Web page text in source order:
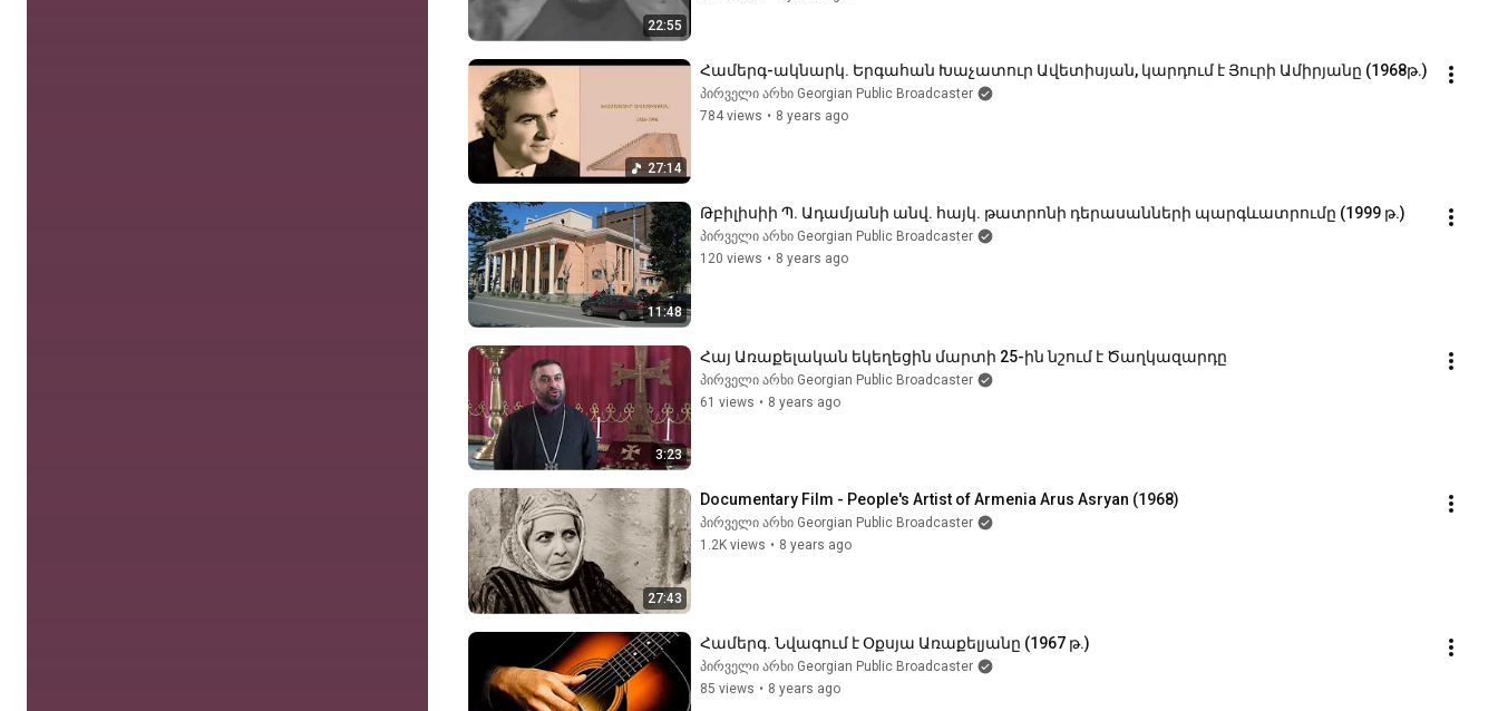
22:55
27:14
Համերգ-ակնարկ. Երգահան Խաչատուր Ավետիսյան, կարդում է Յուրի Ամիրյանը (1968թ.)
პირველი არხი Georgian Public Broadcaster
784 views • 8 years ago
11:48
Թբիլիսիի Պ. Ադամյանի անվ. հայկ. թատրոնի դերասանների պարգևատրումը (1999 թ.)
პირველი არხი Georgian Public Broadcaster
120 views • 8 years ago
3:23
Հայ Առաքելական եկեղեցին մարտի 25-ին նշում է Ծաղկազարդը
პირველი არხი Georgian Public Broadcaster
61 views • 8 years ago
27:43
Documentary Film - People's Artist of Armenia Arus Asryan (1968)
პირველი არხი Georgian Public Broadcaster
1.2K views • 8 years ago
Համերգ. Նվագում է Օքսյա Առաքելյանը (1967 թ.)
პირველი არხი Georgian Public Broadcaster
85 views • 8 years ago